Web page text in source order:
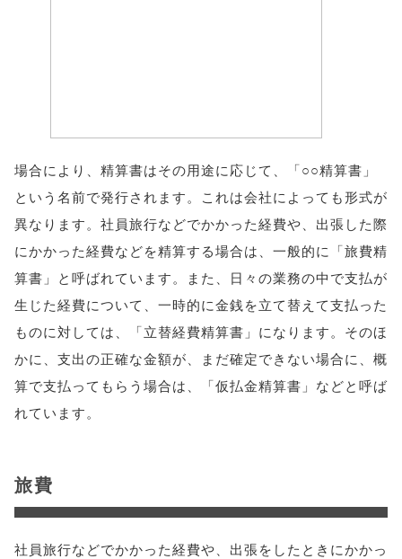
場合により、精算書はその用途に応じて、「○○精算書」
という名前で発行されます。これは会社によっても形式が
異なります。社員旅行などでかかった経費や、出張した際
にかかった経費などを精算する場合は、一般的に「旅費精
算書」と呼ばれています。また、日々の業務の中で支払が
生じた経費について、一時的に金銭を立て替えて支払った
ものに対しては、「立替経費精算書」になります。そのほ
かに、支出の正確な金額が、まだ確定できない場合に、概
算で支払ってもらう場合は、「仮払金精算書」などと呼ば
れています。
旅費
社員旅行などでかかった経費や、出張をしたときにかかっ